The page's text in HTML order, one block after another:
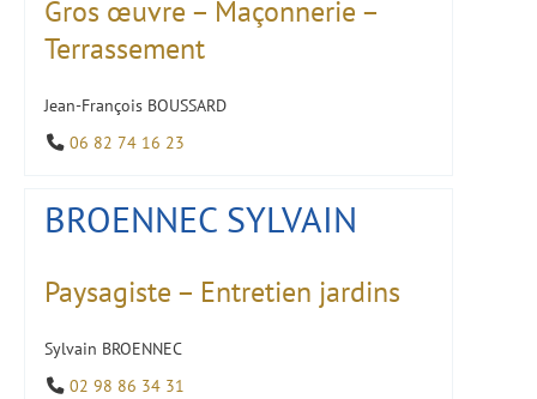
Gros œuvre – Maçonnerie –
Terrassement
Jean-François BOUSSARD
06 82 74 16 23
BROENNEC SYLVAIN
Paysagiste – Entretien jardins
Sylvain BROENNEC
02 98 86 34 31